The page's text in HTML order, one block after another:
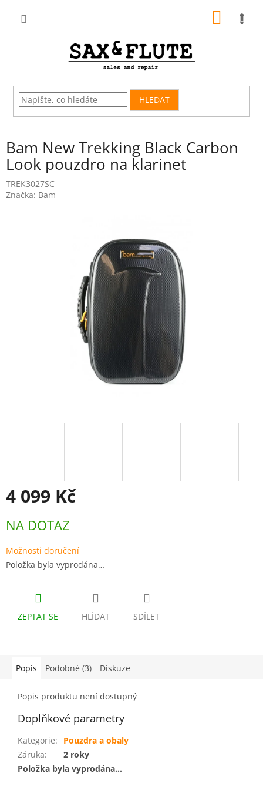
HLEDAT
Bam New Trekking Black Carbon
Look pouzdro na klarinet
TREK3027SC
Značka: Bam
4 099 Kč
cena:
NA DOTAZ
Možnosti doručení
Položka byla vyprodána…
ZEPTAT SE HLÍDAT SDÍLET
Popis Podobné (3) Diskuze
Popis produktu není dostupný
Doplňkové parametry
Kategorie:
Pouzdra a obaly
Záruka:
2 roky
Položka byla vyprodána…